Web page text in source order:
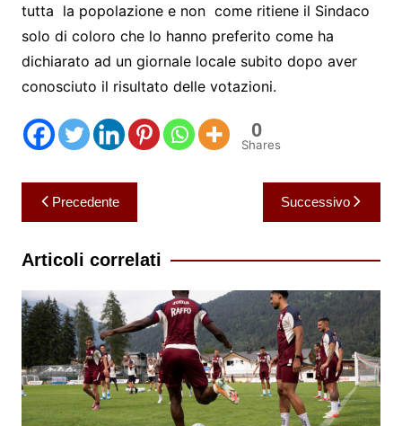
tutta la popolazione e non come ritiene il Sindaco
solo di coloro che lo hanno preferito come ha
dichiarato ad un giornale locale subito dopo aver
conosciuto il risultato delle votazioni.
0
Shares
Navigazione
articoli
Precedente Successivo
Articoli correlati